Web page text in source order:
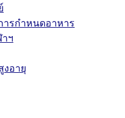
รกำหนดอาหาร
ฯ
งอายุ